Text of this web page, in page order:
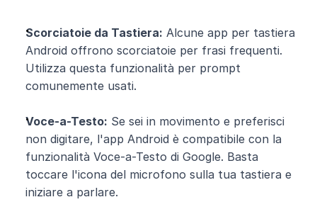
Scorciatoie da Tastiera: Alcune app per tastiera
Android offrono scorciatoie per frasi frequenti.
Utilizza questa funzionalità per prompt
comunemente usati.
Voce-a-Testo: Se sei in movimento e preferisci
non digitare, l'app Android è compatibile con la
funzionalità Voce-a-Testo di Google. Basta
toccare l'icona del microfono sulla tua tastiera e
iniziare a parlare.